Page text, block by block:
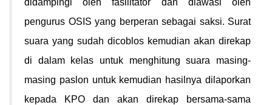
didampingi oleh fasilitator dan diawasi oleh
pengurus OSIS yang berperan sebagai saksi. Surat
suara yang sudah dicoblos kemudian akan direkap
di dalam kelas untuk menghitung suara masing-
masing paslon untuk kemudian hasilnya dilaporkan
kepada KPO dan akan direkap bersama-sama